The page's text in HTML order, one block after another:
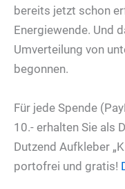
bereits jetzt schon
Energiewende. Und
Umverteilung von
begonnen.
Für jede Spende
10.- erhalten Sie als
Dutzend Aufkleber
portofrei und gratis!